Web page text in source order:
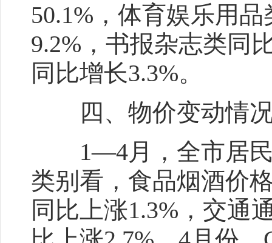
50.1%，体育娱乐用
9.2%，书报杂志类同
同比增长3.3%。
四、物价变
1—4月，全市居民
类别看，食品烟酒价
同比上涨1.3%，交通